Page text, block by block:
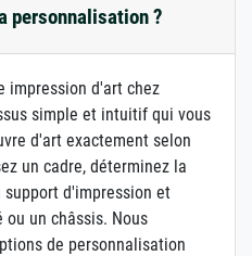
personnalisation ?
impression d'art chez
simple et intuitif qui vous
d'art exactement selon
un cadre, déterminez la
d'impression et
un châssis. Nous
de personnalisation